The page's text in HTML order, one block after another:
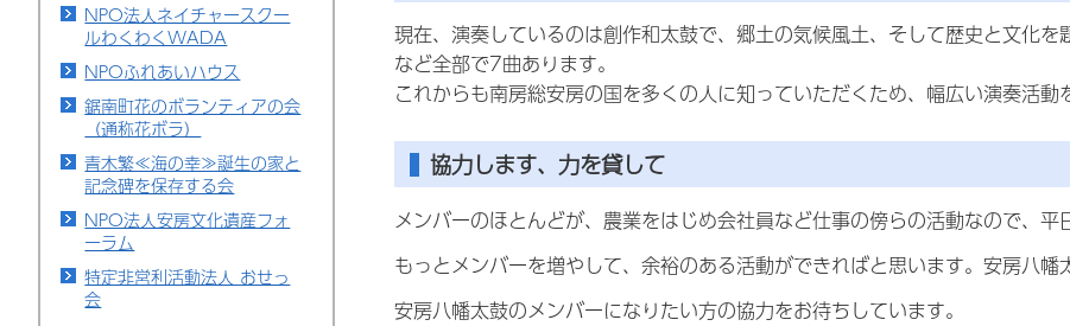
NPO法人ネイチャースクー
ルわくわくWADA
NPOふれあいハウス
鋸南町花のボランティアの会
（通称花ボラ）
青木繁≪海の幸≫誕生の家と
記念碑を保存する会
NPO法人安房文化遺産フォ
ーラム
特定非営利活動法人 おせっ
会
現在、演奏しているのは創作和太鼓で、郷土の気候風土、そして歴史と文化を
など全部で7曲あります。
これからも南房総安房の国を多くの人に知っていただくため、幅広い演奏活動
協力します、力を貸して
メンバーのほとんどが、農業をはじめ会社員など仕事の傍らの活動なので、平
もっとメンバーを増やして、余裕のある活動ができればと思います。安房八幡
安房八幡太鼓のメンバーになりたい方の協力をお待ちしています。